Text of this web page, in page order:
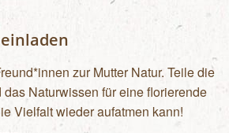
zur Mutter Natur. Teile die
Naturwissen für eine florierende
Vielfalt wieder aufatmen kann!